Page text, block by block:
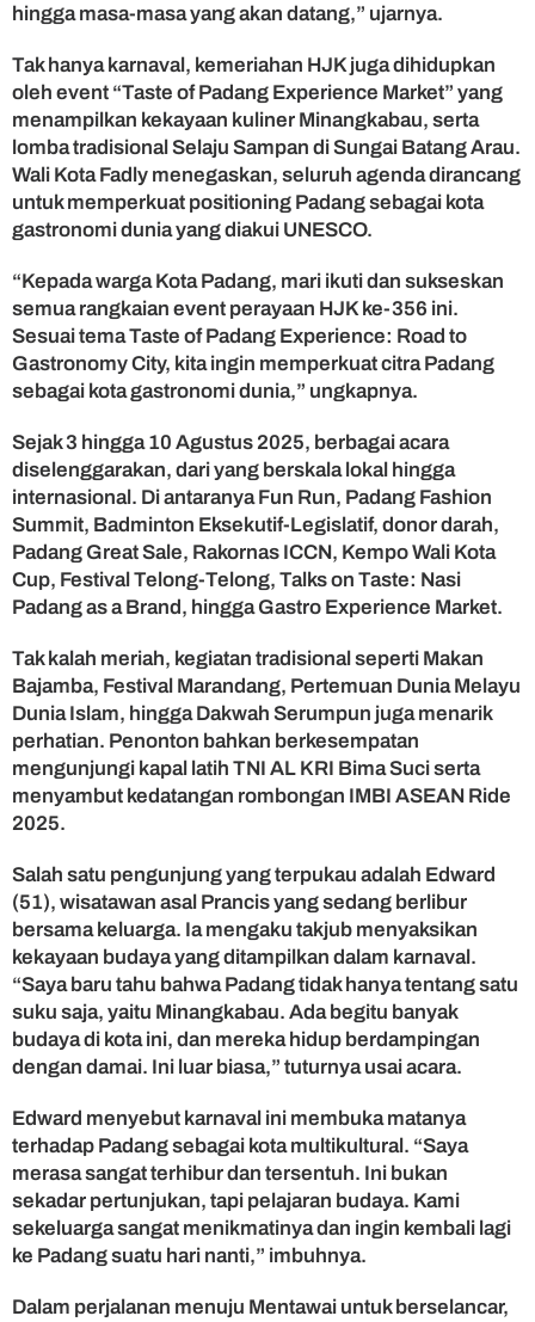
m
D
n
i
a
hingga masa-masa yang akan datang,” ujarnya.
Tak hanya karnaval, kemeriahan HJK juga dihidupkan
oleh event “Taste of Padang Experience Market” yang
menampilkan kekayaan kuliner Minangkabau, serta
lomba tradisional Selaju Sampan di Sungai Batang Arau.
Wali Kota Fadly menegaskan, seluruh agenda dirancang
untuk memperkuat positioning Padang sebagai kota
gastronomi dunia yang diakui UNESCO.
“Kepada warga Kota Padang, mari ikuti dan sukseskan
semua rangkaian event perayaan HJK ke-356 ini.
Sesuai tema Taste of Padang Experience: Road to
Gastronomy City, kita ingin memperkuat citra Padang
sebagai kota gastronomi dunia,” ungkapnya.
Sejak 3 hingga 10 Agustus 2025, berbagai acara
diselenggarakan, dari yang berskala lokal hingga
internasional. Di antaranya Fun Run, Padang Fashion
Summit, Badminton Eksekutif-Legislatif, donor darah,
Padang Great Sale, Rakornas ICCN, Kempo Wali Kota
Cup, Festival Telong-Telong, Talks on Taste: Nasi
Padang as a Brand, hingga Gastro Experience Market.
Tak kalah meriah, kegiatan tradisional seperti Makan
Bajamba, Festival Marandang, Pertemuan Dunia Melayu
Dunia Islam, hingga Dakwah Serumpun juga menarik
perhatian. Penonton bahkan berkesempatan
mengunjungi kapal latih TNI AL KRI Bima Suci serta
menyambut kedatangan rombongan IMBI ASEAN Ride
2025.
Salah satu pengunjung yang terpukau adalah Edward
(51), wisatawan asal Prancis yang sedang berlibur
bersama keluarga. Ia mengaku takjub menyaksikan
kekayaan budaya yang ditampilkan dalam karnaval.
“Saya baru tahu bahwa Padang tidak hanya tentang satu
suku saja, yaitu Minangkabau. Ada begitu banyak
budaya di kota ini, dan mereka hidup berdampingan
dengan damai. Ini luar biasa,” tuturnya usai acara.
Edward menyebut karnaval ini membuka matanya
terhadap Padang sebagai kota multikultural. “Saya
merasa sangat terhibur dan tersentuh. Ini bukan
sekadar pertunjukan, tapi pelajaran budaya. Kami
sekeluarga sangat menikmatinya dan ingin kembali lagi
ke Padang suatu hari nanti,” imbuhnya.
Dalam perjalanan menuju Mentawai untuk berselancar,